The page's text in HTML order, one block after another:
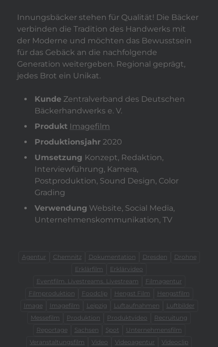
Innungsbäcker stehen für Qualität! Die Bäcker
verbinden die Tradition des Handwerks mit
der Moderne und möchten das Bewusstsein
für das Gebäck an die nachfolgende
Generation weitergeben. Regional geprägt,
jedes Brot ein Unikat.
Kunde Zentralverband des Deutschen
Bäckerhandwerks e. V.
Produkt Imagefilm
Produktionsjahr 2020
Umsetzung Konzept, Redaktion,
Interviewführung, Kamera,
Postproduktion, Sound Design, Color
Grading
Verwendung Website, Social Media,
Unternehmenskommunikation, TV
Agentur Chemnitz Dokumentation Dresden
Drohne
Erklärfilm
Erklärvideo
Eventfilm. Livestreams. Livestream
Filmagentur
Filmproduktion
Foodclip Hengst Film
Hengstfilm
Image
Imagefilm Leipzig Luftaufnahmen
Luftbilder
Messefilm
Produktion Produktvideo
Recruitung
Reportage
Sachsen Spot
Unternehmensfilm
Veranstaltungsfilm
Video Videoagentur
Videoclip